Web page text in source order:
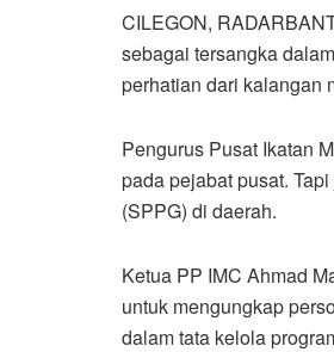
CILEGON,
sebagai tersangka
perhatian dari kalangan
Pengurus Pusat Ikatan
pada pejabat pusat.
(SPPG) di daerah.
Ketua PP IMC Ahmad
untuk mengungkap
dalam tata kelola